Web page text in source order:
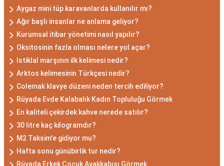
Aygaz mini tüp karavanlarda kullanılır mı?
Ağır başlı insanlar ne anlama geliyor?
Kurumsal itibar yönetimi nasıl yapılır?
Oksitosinin fazla olması nelere yol açar?
Istiklal marşının ilk kelimesi nedir?
Arktos kelimesinin Türkçesi nedir?
Colemak klavye düzeni neden tercih ediliyor?
Rüyada Evde Kalabalık Kadın Topluluğu Görmek
En kaliteli çekirdek kahve nerede satılır?
30 litre kaç kilogramdır?
M2 Taksim'e gidiyor mu?
Hafta sonu günübirlik tur nedir?
Rüyada Erkek Çocuk Ayakkabısı Görmek